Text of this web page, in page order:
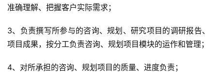
准确理解、把握客户实际需求；
3、负责撰写所参与的咨询、规划、研究项目的调研报告、
项目成果，按分工负责咨询、规划项目模块的运作和管理；
4、对所承担的咨询、规划项目的质量、进度负责；